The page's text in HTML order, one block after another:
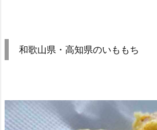
和歌山県・高知県のいももち